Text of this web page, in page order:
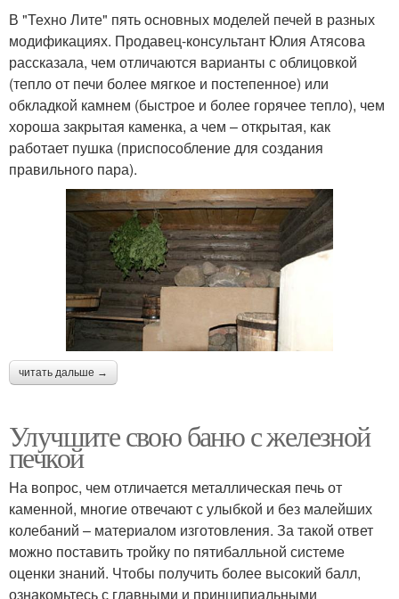
В "Техно Лите" пять основных моделей печей в разных
модификациях. Продавец-консультант Юлия Атясова
рассказала, чем отличаются варианты с облицовкой
(тепло от печи более мягкое и постепенное) или
обкладкой камнем (быстрое и более горячее тепло), чем
хороша закрытая каменка, а чем – открытая, как
работает пушка (приспособление для создания
правильного пара).
читать дальше →
Улучшите свою баню с железной
печкой
На вопрос, чем отличается металлическая печь от
каменной, многие отвечают с улыбкой и без малейших
колебаний – материалом изготовления. За такой ответ
можно поставить тройку по пятибалльной системе
оценки знаний. Чтобы получить более высокий балл,
ознакомьтесь с главными и принципиальными